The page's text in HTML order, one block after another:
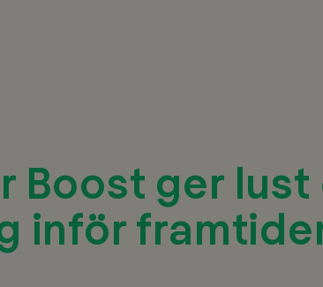
Boost ger lust
inför